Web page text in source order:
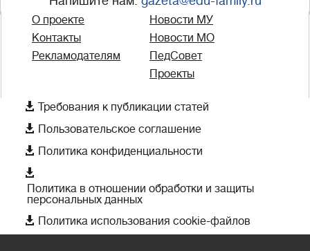
О проекте
Контакты
Рекламодателям
Новости МУ
Новости МО
ПедСовет
Проекты
 Требования к публикации статей
 Пользовательское соглашение
 Политика конфиденциальности

Политика в отношении обработки и защиты
персональных данных
 Политика использования cookie-файлов